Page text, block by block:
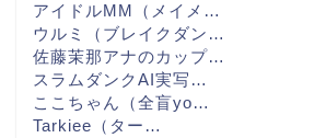
アイドルMM（メイメ…
ウルミ（ブレイクダン…
佐藤茉那アナのカップ…
スラムダンクAI実写…
ここちゃん（全盲yo…
Tarkiee（ター…